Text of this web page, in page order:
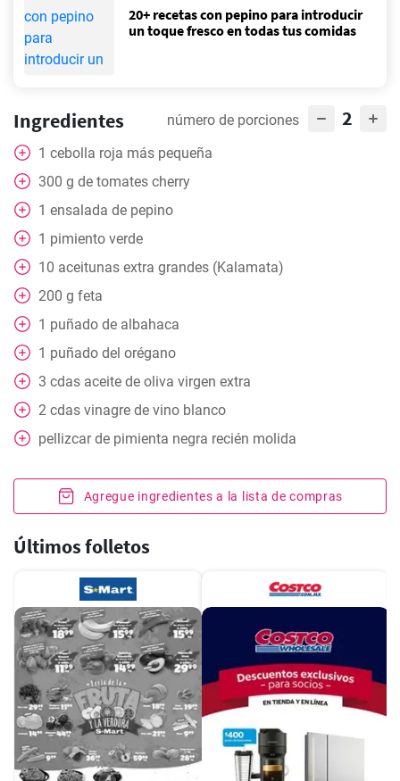
20+ recetas con pepino para introducir
un toque fresco en todas tus comidas
Ingredientes número de porciones 2
1 cebolla roja más pequeña
300 g de tomates cherry
1 ensalada de pepino
1 pimiento verde
10 aceitunas extra grandes (Kalamata)
200 g feta
1 puñado de albahaca
1 puñado del orégano
3 cdas aceite de oliva virgen extra
2 cdas vinagre de vino blanco
pellizcar de pimienta negra recién molida
Agregue ingredientes a la lista de compras
Últimos folletos